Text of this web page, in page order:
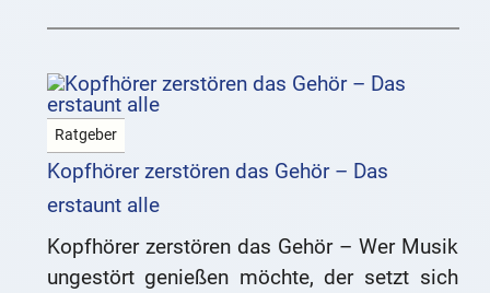
Ratgeber
Kopfhörer zerstören das Gehör – Das
erstaunt alle
Kopfhörer zerstören das Gehör – Wer Musik
ungestört genießen möchte, der setzt sich